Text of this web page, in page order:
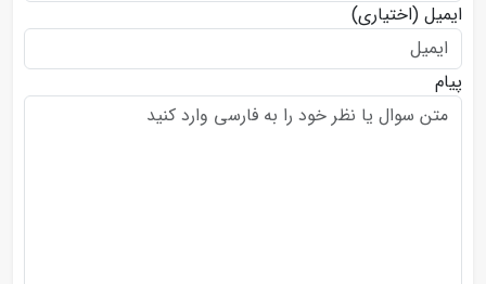
ایمیل (اختیاری)
پیام